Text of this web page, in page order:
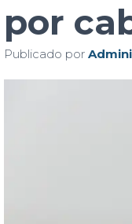
por
Publicado por